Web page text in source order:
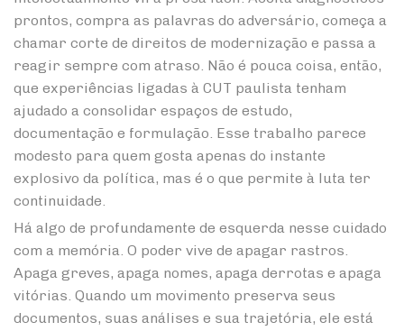
prontos, compra as palavras do adversário, começa a
chamar corte de direitos de modernização e passa a
reagir sempre com atraso. Não é pouca coisa, então,
que experiências ligadas à CUT paulista tenham
ajudado a consolidar espaços de estudo,
documentação e formulação. Esse trabalho parece
modesto para quem gosta apenas do instante
explosivo da política, mas é o que permite à luta ter
continuidade.
Há algo de profundamente de esquerda nesse cuidado
com a memória. O poder vive de apagar rastros.
Apaga greves, apaga nomes, apaga derrotas e apaga
vitórias. Quando um movimento preserva seus
documentos, suas análises e sua trajetória, ele está